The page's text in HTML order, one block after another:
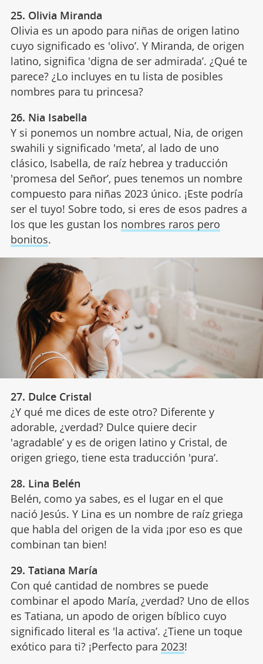
25. Olivia Miranda
Olivia es un apodo para niñas de origen latino
cuyo significado es 'olivo’. Y Miranda, de origen
latino, significa 'digna de ser admirada’. ¿Qué te
parece? ¿Lo incluyes en tu lista de posibles
nombres para tu princesa?
26. Nia Isabella
Y si ponemos un nombre actual, Nia, de origen
swahili y significado 'meta’, al lado de uno
clásico, Isabella, de raíz hebrea y traducción
'promesa del Señor’, pues tenemos un nombre
compuesto para niñas 2023 único. ¡Este podría
ser el tuyo! Sobre todo, si eres de esos padres a
los que les gustan los nombres raros pero
bonitos.
27. Dulce Cristal
¿Y qué me dices de este otro? Diferente y
adorable, ¿verdad? Dulce quiere decir
'agradable’ y es de origen latino y Cristal, de
origen griego, tiene esta traducción 'pura’.
28. Lina Belén
Belén, como ya sabes, es el lugar en el que
nació Jesús. Y Lina es un nombre de raíz griega
que habla del origen de la vida ¡por eso es que
combinan tan bien!
29. Tatiana María
Con qué cantidad de nombres se puede
combinar el apodo María, ¿verdad? Uno de ellos
es Tatiana, un apodo de origen bíblico cuyo
significado literal es 'la activa’. ¿Tiene un toque
exótico para ti? ¡Perfecto para 2023!